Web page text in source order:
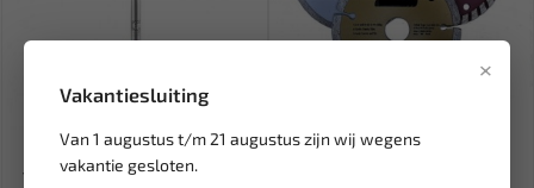
×
Vakantiesluiting
Van 1 augustus t/m 21 augustus zijn wij wegens
vakantie gesloten.
FORCE 3/4" Momentsleutel
140 ~ 980 Nm met QuickLoc...
WORK PLUS Diamant